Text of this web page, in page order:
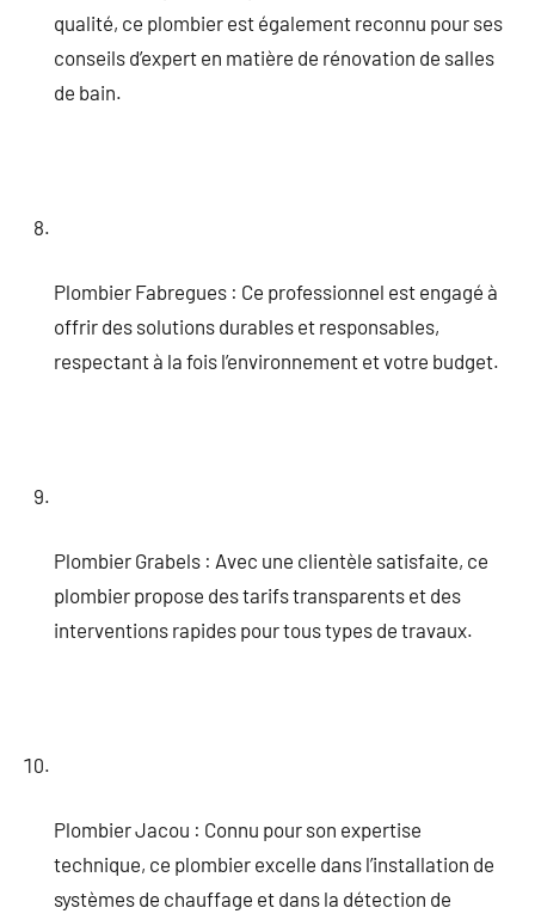
qualité, ce plombier est également reconnu pour ses
conseils d’expert en matière de rénovation de salles
de bain.
Plombier Fabregues : Ce professionnel est engagé à
offrir des solutions durables et responsables,
respectant à la fois l’environnement et votre budget.
Plombier Grabels : Avec une clientèle satisfaite, ce
plombier propose des tarifs transparents et des
interventions rapides pour tous types de travaux.
Plombier Jacou : Connu pour son expertise
technique, ce plombier excelle dans l’installation de
systèmes de chauffage et dans la détection de